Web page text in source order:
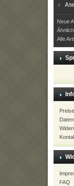
Neue
Alle
FAQ